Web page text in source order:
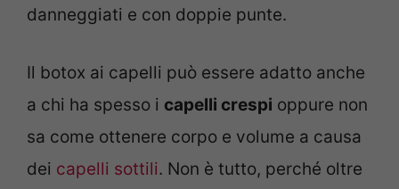
danneggiati e con doppie punte.
Il botox ai capelli può essere adatto anche
a chi ha spesso i capelli crespi oppure non
sa come ottenere corpo e volume a causa
dei capelli sottili. Non è tutto, perché oltre